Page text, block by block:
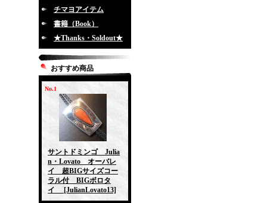
チマヨアイテム
書籍（Book）
★Thanks・Soldout★
おすすめ商品
No.1
サントドミンゴ Julia
n・Lovato オーバレ
イ 超BIGサイズコー
ラル付 BIGボロタ
イ
[JulianLovato13]